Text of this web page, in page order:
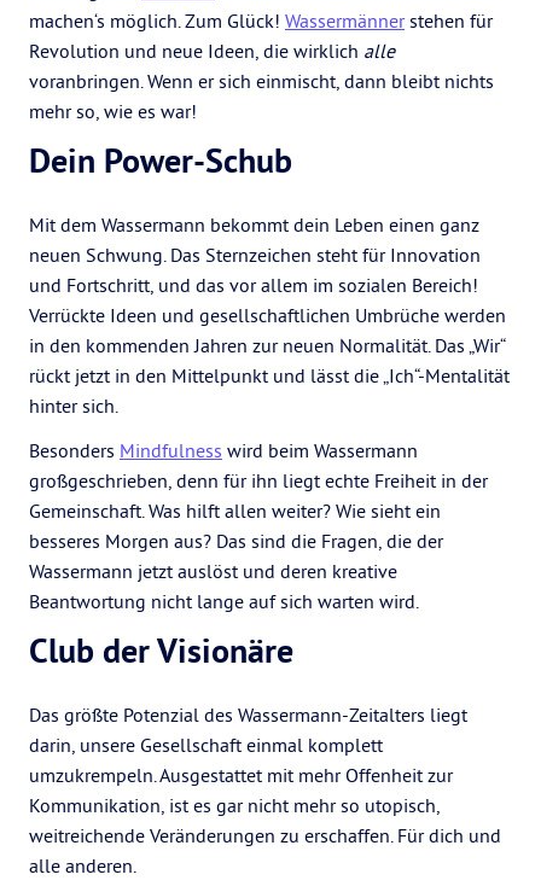
machen‘s möglich. Zum Glück! Wassermännerstehen für
Revolution und neue Ideen, die wirklich alle
voranbringen. Wenn er sich einmischt, dann bleibt nichts
mehr so, wie es war!
Dein Power-Schub
Mit dem Wassermann bekommt dein Leben einen ganz
neuen Schwung. Das Sternzeichen steht für Innovation
und Fortschritt, und das vor allem im sozialen Bereich!
Verrückte Ideen und gesellschaftlichen Umbrüche werden
in den kommenden Jahren zur neuen Normalität. Das „Wir“
rückt jetzt in den Mittelpunkt und lässt die „Ich“-Mentalität
hinter sich.
Besonders Mindfulness wird beim Wassermann
großgeschrieben, denn für ihn liegt echte Freiheit in der
Gemeinschaft. Was hilft allen weiter? Wie sieht ein
besseres Morgen aus? Das sind die Fragen, die der
Wassermann jetzt auslöst und deren kreative
Beantwortung nicht lange auf sich warten wird.
Club der Visionäre
Das größte Potenzial des Wassermann-Zeitalters liegt
darin, unsere Gesellschaft einmal komplett
umzukrempeln. Ausgestattet mit mehr Offenheit zur
Kommunikation, ist es gar nicht mehr so utopisch,
weitreichende Veränderungen zu erschaffen. Für dich und
alle anderen.